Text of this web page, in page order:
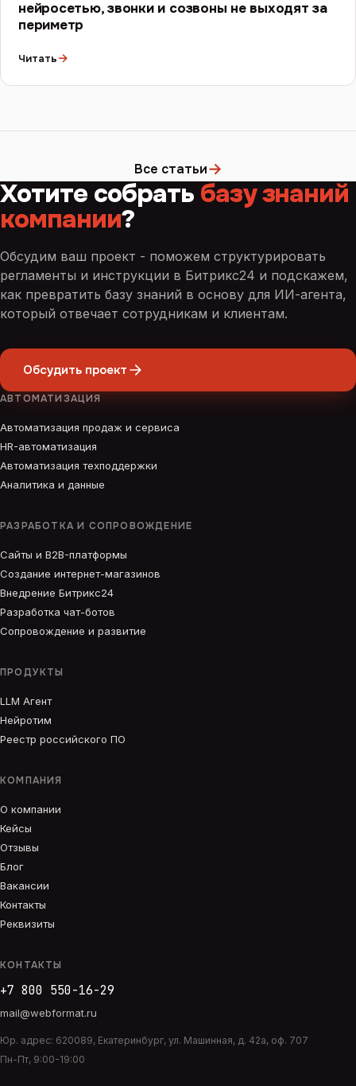
нейросетью, звонки и созвоны не выходят за
периметр
Читать→
Все статьи→
Хотите собрать базу знаний
компании?
Обсудим ваш проект - поможем структурировать
регламенты и инструкции в Битрикс24 и подскажем,
как превратить базу знаний в основу для ИИ-агента,
который отвечает сотрудникам и клиентам.
Обсудить проект
АВТОМАТИЗАЦИЯ
Автоматизация продаж и сервиса
HR-автоматизация
Автоматизация техподдержки
Аналитика и данные
РАЗРАБОТКА И СОПРОВОЖДЕНИЕ
Сайты и B2B-платформы
Создание интернет-магазинов
Внедрение Битрикс24
Разработка чат-ботов
Сопровождение и развитие
ПРОДУКТЫ
LLM Агент
Нейротим
Реестр российского ПО
КОМПАНИЯ
О компании
Кейсы
Отзывы
Блог
Вакансии
Контакты
Реквизиты
КОНТАКТЫ
+7 800 550-16-29
mail@webformat.ru
Юр. адрес: 620089, Екатеринбург, ул. Машинная, д. 42а, оф. 707
Пн-Пт, 9:00-19:00